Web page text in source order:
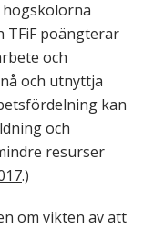
högskolorna
TFiF poängterar
och
och utnyttja
kan
och
resurser
.)
om vikten av att